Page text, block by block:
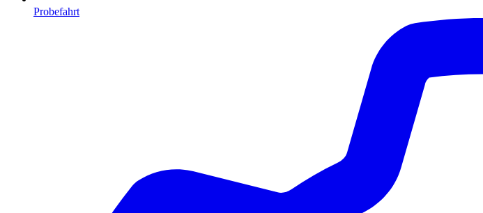
Probefahrt